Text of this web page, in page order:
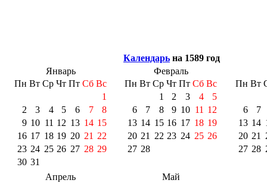
Календарь на 1589 год
Январь
Пн Вт Ср Чт Пт Сб Вс
1
2
3 4 5 6 7
8
9 10 11 12 13 14 15
16 17 18 19 20 21 22
23 24 25 26 27 28 29
30 31
Февраль
Пн Вт Ср Чт Пт Сб Вс
1
2 3 4
5
6
7 8 9 10 11 12
13 14 15 16 17 18 19
20 21 22 23 24 25 26
27 28
Пн Вт
6
7
13 14
20 21
27 28
Апрель
Май